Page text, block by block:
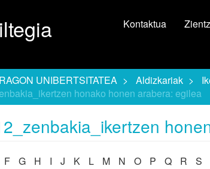
Kontaktua
UNIBERTSITATEA Aldizkariak
honako honen arabera: egilea
F G H I J K L M N O P Q R S